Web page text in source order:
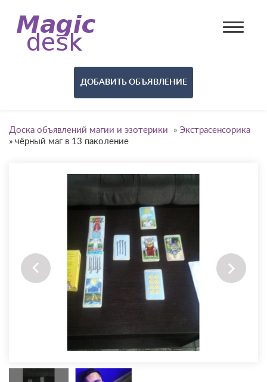
ДОБАВИТЬ ОБЪЯВЛЕНИЕ
Доска объявлений магии и эзотерики » Экстрасенсорика
» чёрный маг в 13 паколение